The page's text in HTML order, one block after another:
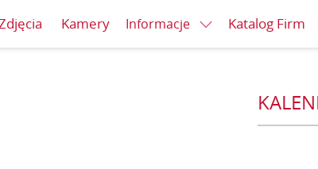
Kamery Informacje Katalog Firm